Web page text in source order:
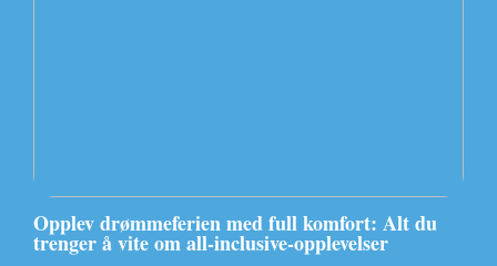
Opplev drømmeferien med full komfort: Alt du
trenger å vite om all-inclusive-opplevelser